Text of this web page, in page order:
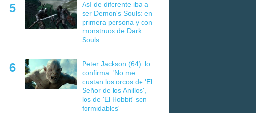
Así de diferente iba a
ser Demon's Souls: en
primera persona y con
monstruos de Dark
Souls
Peter Jackson (64), lo
confirma: 'No me
gustan los orcos de 'El
Señor de los Anillos',
los de 'El Hobbit' son
formidables'